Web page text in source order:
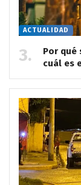
ACTUALIDAD
Por qué
cuál es